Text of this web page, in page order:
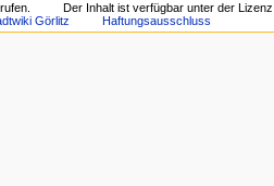
Der Inhalt ist verfügbar unter der Lizenz
Görlitz Haftungsausschluss